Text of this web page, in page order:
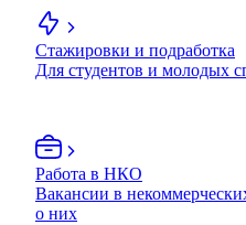
Стажировки и подработка
Для студентов и молодых
Работа в НКО
Вакансии в
о них